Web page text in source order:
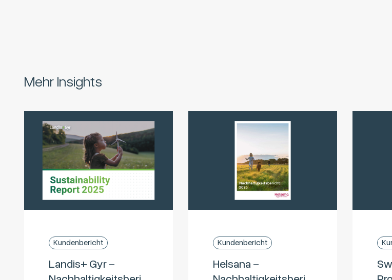
Mehr Insights
Kundenbericht
Landis+ Gyr –
Kundenbericht
Helsana –